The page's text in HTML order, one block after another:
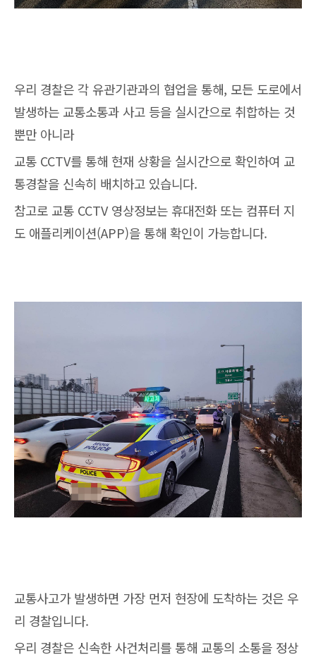
우리 경찰은 각 유관기관과의 협업을 통해, 모든 도로에서
발생하는 교통소통과 사고 등을 실시간으로 취합하는 것
뿐만 아니라
교통 CCTV를 통해 현재 상황을 실시간으로 확인하여 교
통경찰을 신속히 배치하고 있습니다.
참고로 교통 CCTV 영상정보는 휴대전화 또는 컴퓨터 지
도 애플리케이션(APP)을 통해 확인이 가능합니다.
교통사고가 발생하면 가장 먼저 현장에 도착하는 것은 우
리 경찰입니다.
우리 경찰은 신속한 사건처리를 통해 교통의 소통을 정상